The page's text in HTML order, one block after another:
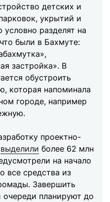
детских и
укрытий и
разделят на
были в Бахмуте:
застройка». В
обустроить
которая напоминала
городе, например
проектно-
выделили более 62 млн
на начало
все средства из
Завершить
очереди планируют до